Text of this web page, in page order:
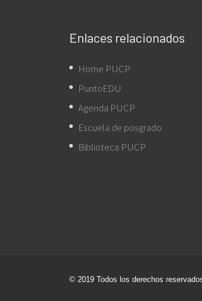
Enlaces relacionados
Home PUCP
PuntoEDU
Agenda PUCP
Escuela de posgrado
Biblioteca PUCP
© 2019 Todos los derechos